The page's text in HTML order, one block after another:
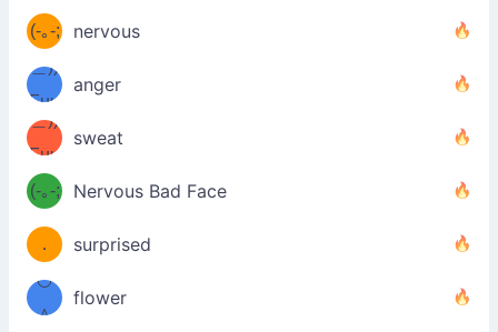
(-｡-; nervous
ノ
＿))
Fuu
u
—-
！
anger
(≧皿
≦；)
＿))
Fuu
uuu
u
—-
sweat
(-｡-; Nervous Bad Face
（／
．
＼）
surprised
(＾
º◡º
＾
flower
（／